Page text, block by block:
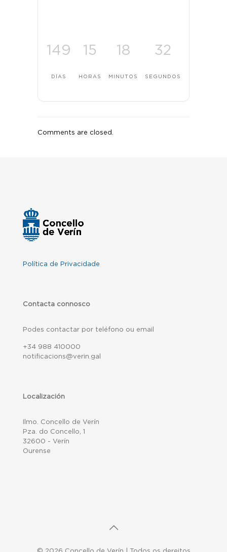
149
DÍAS
15
HORAS
18
MINUTOS
31
SEGUNDOS
Comments are closed.
Política de Privacidade
Contacta connosco
Podes contactar por teléfono ou email
+34 988 410000
notificacions@verin.gal
Localización
Ilmo. Concello de Verín
Pza. do Concello, 1
32600 - Verín
Ourense